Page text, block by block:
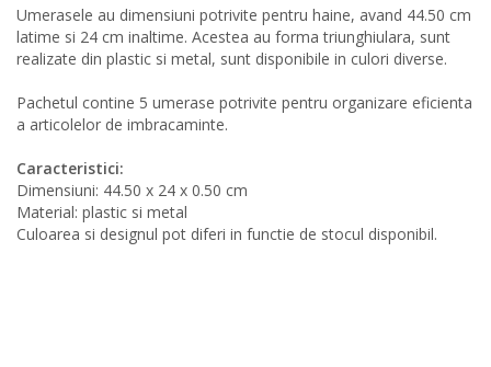
Umerasele au dimensiuni potrivite pentru haine, avand 44.50 cm
latime si 24 cm inaltime. Acestea au forma triunghiulara, sunt
realizate din plastic si metal, sunt disponibile in culori diverse.
Pachetul contine 5 umerase potrivite pentru organizare eficienta
a articolelor de imbracaminte.
Caracteristici:
Dimensiuni: 44.50 x 24 x 0.50 cm
Material: plastic si metal
Culoarea si designul pot diferi in functie de stocul disponibil.